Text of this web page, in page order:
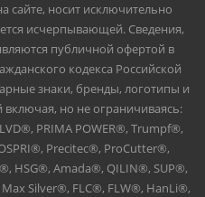
носит исключительно
исчерпывающей. Сведения,
публичной офертой в
кодекса Российской
знаки, бренды, логотипы и
но не ограничиваясь:
PRIMA POWER®, Trumpf®,
Precitec®, ProCutter®,
HSG®, Amada®, QILIN®, SUP®,
Silver®, FLC®, FLW®, HanLi®,